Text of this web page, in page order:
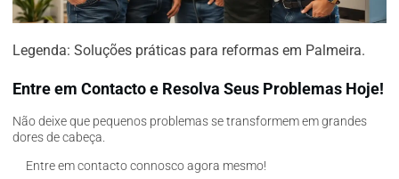
Legenda: Soluções práticas para reformas em Palmeira.
Entre em Contacto e Resolva Seus Problemas Hoje!
Não deixe que pequenos problemas se transformem em grandes
dores de cabeça.
Entre em contacto connosco agora mesmo!